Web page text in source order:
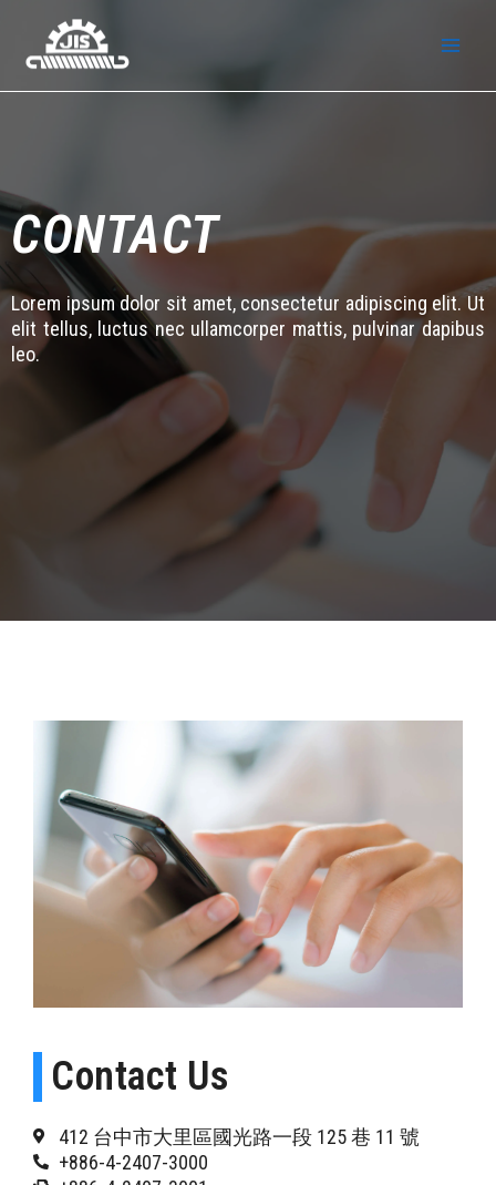
CONTACT
Lorem ipsum dolor sit amet, consectetur adipiscing elit. Ut
elit tellus, luctus nec ullamcorper mattis, pulvinar dapibus
leo.
Contact Us
412 台中市大里區國光路一段 125 巷 11 號
+886-4-2407-3000